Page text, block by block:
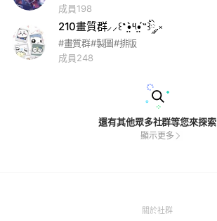
成員198
210畫質群⸝⸝꒰˶•̤̀༥•̤́˵꒱ིྀ༘.༝
#畫質群#製圖#排版
成員248
還有其他眾多社群等您來探索
顯示更多
關於社群(Open